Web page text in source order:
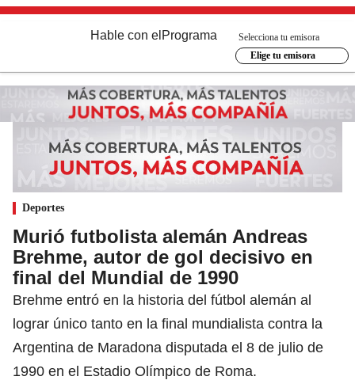
Hable con el Programa
Selecciona tu emisora
Elige tu emisora
Deportes
Murió futbolista alemán Andreas
Brehme, autor de gol decisivo en
final del Mundial de 1990
Brehme entró en la historia del fútbol alemán al
lograr único tanto en la final mundialista contra la
Argentina de Maradona disputada el 8 de julio de
1990 en el Estadio Olímpico de Roma.